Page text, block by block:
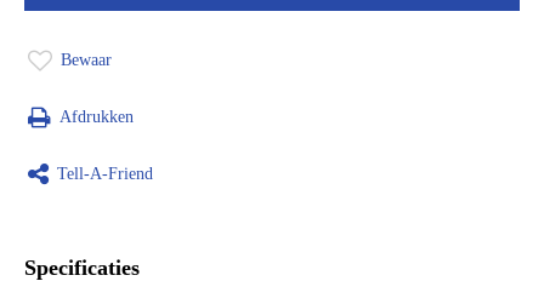
Bewaar
Afdrukken
Tell-A-Friend
Specificaties